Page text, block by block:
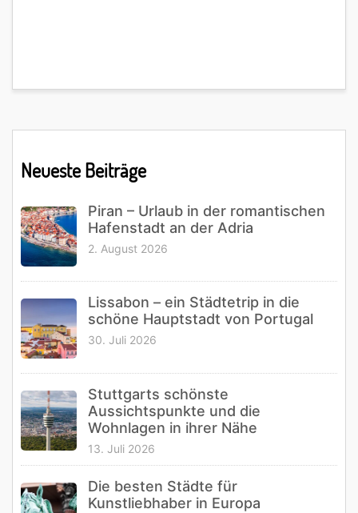
Sidebar
Neueste Beiträge
Piran – Urlaub in der romantischen
Hafenstadt an der Adria
2. August 2026
Lissabon – ein Städtetrip in die
schöne Hauptstadt von Portugal
30. Juli 2026
Stuttgarts schönste
Aussichtspunkte und die
Wohnlagen in ihrer Nähe
13. Juli 2026
Die besten Städte für
Kunstliebhaber in Europa